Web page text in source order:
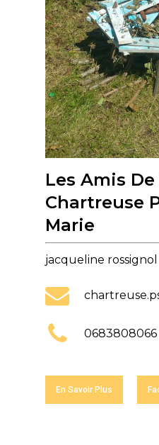
Les Amis De
Chartreuse
Marie
jacqueline rossignol
0683808066
En Savoir Plus